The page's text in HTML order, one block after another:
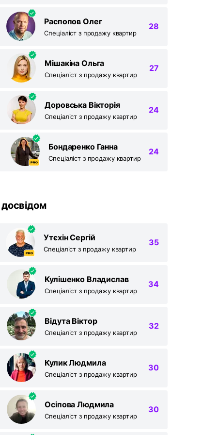
Распопов Олег
Спеціаліст з продажу квартир
28
Мішакіна Ольга
Спеціаліст з продажу квартир
27
Доровська Вікторія
Спеціаліст з продажу квартир
24
Бондаренко Ганна
Спеціаліст з продажу квартир
24
Утєхін Сергій
Спеціаліст з продажу квартир
35
Кулішенко Владислав
Спеціаліст з продажу квартир
34
Відута Віктор
Спеціаліст з продажу квартир
32
Кулик Людмила
Спеціаліст з продажу квартир
30
Осіпова Людмила
Спеціаліст з продажу квартир
30
оголошення
сторінці АН залишились оголошення, які
рієлторів АН наRIELTOR.UA
їхні акаунти до акаунту АН, щоб:
сукупну статистику та витрати по
ваших рієлторів,
баланс вашим рієлторам,
в кабінеті всі оголошення, створені
рієлторами,
АН